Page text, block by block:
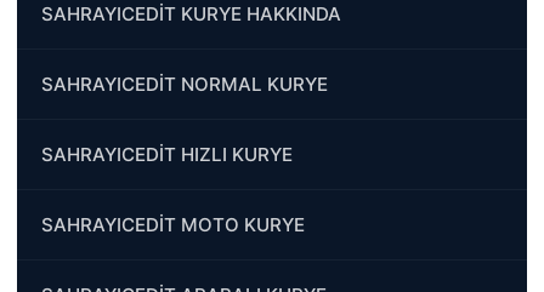
SAHRAYICEDİT KURYE HAKKINDA
SAHRAYICEDİT NORMAL KURYE
SAHRAYICEDİT HIZLI KURYE
SAHRAYICEDİT MOTO KURYE